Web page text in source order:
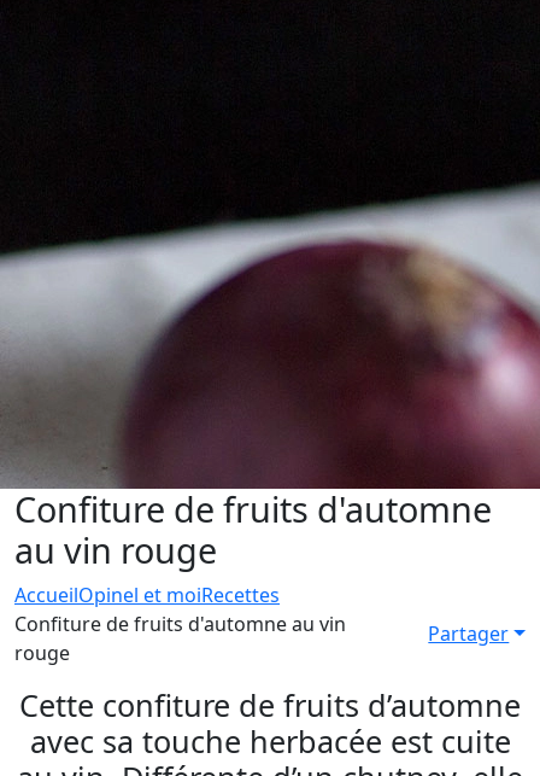
Confiture de fruits d'automne
au vin rouge
AccueilOpinel et moiRecettes
Confiture de fruits d'automne au vin
rouge
Partager
Cette confiture de fruits d’automne
avec sa touche herbacée est cuite